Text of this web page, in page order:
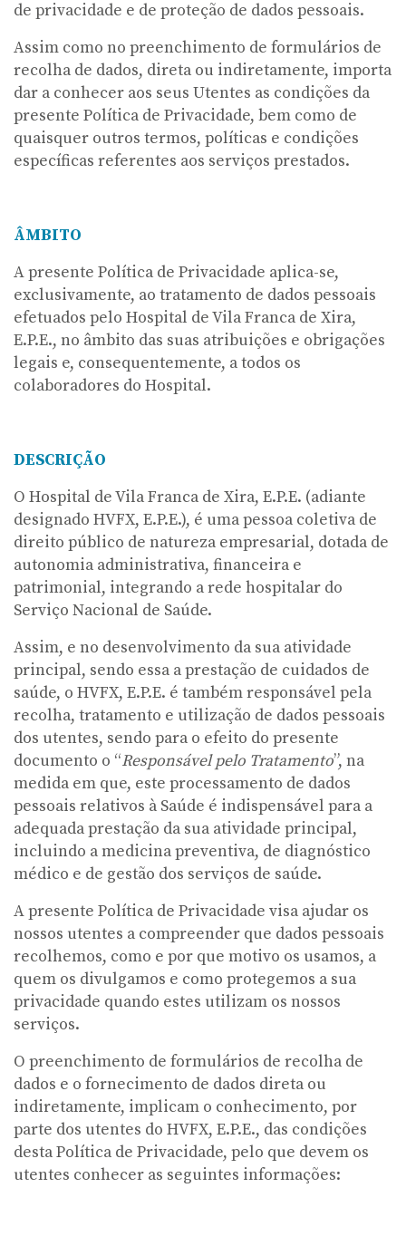
de privacidade e de proteção de dados pessoais.
Assim como no preenchimento de formulários de
recolha de dados, direta ou indiretamente, importa
dar a conhecer aos seus Utentes as condições da
presente Política de Privacidade, bem como de
quaisquer outros termos, políticas e condições
específicas referentes aos serviços prestados.
ÂMBITO
A presente Política de Privacidade aplica-se,
exclusivamente, ao tratamento de dados pessoais
efetuados pelo Hospital de Vila Franca de Xira,
E.P.E., no âmbito das suas atribuições e obrigações
legais e, consequentemente, a todos os
colaboradores do Hospital.
DESCRIÇÃO
O Hospital de Vila Franca de Xira, E.P.E. (adiante
designado HVFX, E.P.E.), é uma pessoa coletiva de
direito público de natureza empresarial, dotada de
autonomia administrativa, financeira e
patrimonial, integrando a rede hospitalar do
Serviço Nacional de Saúde.
Assim, e no desenvolvimento da sua atividade
principal, sendo essa a prestação de cuidados de
saúde, o HVFX, E.P.E. é também responsável pela
recolha, tratamento e utilização de dados pessoais
dos utentes, sendo para o efeito do presente
documento o “Responsável pelo Tratamento”, na
medida em que, este processamento de dados
pessoais relativos à Saúde é indispensável para a
adequada prestação da sua atividade principal,
incluindo a medicina preventiva, de diagnóstico
médico e de gestão dos serviços de saúde.
A presente Política de Privacidade visa ajudar os
nossos utentes a compreender que dados pessoais
recolhemos, como e por que motivo os usamos, a
quem os divulgamos e como protegemos a sua
privacidade quando estes utilizam os nossos
serviços.
O preenchimento de formulários de recolha de
dados e o fornecimento de dados direta ou
indiretamente, implicam o conhecimento, por
parte dos utentes do HVFX, E.P.E., das condições
desta Política de Privacidade, pelo que devem os
utentes conhecer as seguintes informações: